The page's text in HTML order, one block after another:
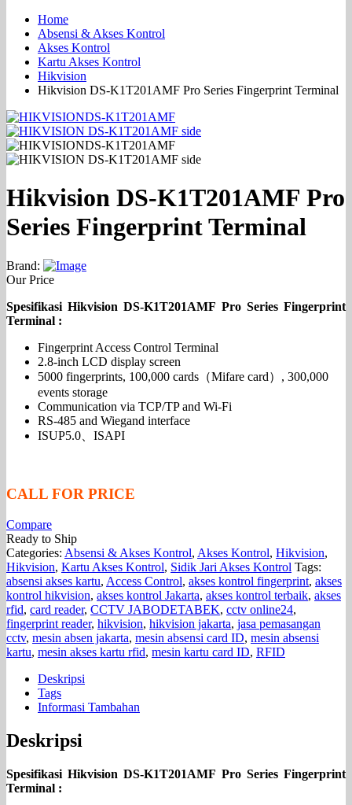
Home
Absensi & Akses Kontrol
Akses Kontrol
Kartu Akses Kontrol
Hikvision
Hikvision DS-K1T201AMF Pro Series Fingerprint Terminal
Hikvision DS-K1T201AMF Pro
Series Fingerprint Terminal
Brand:
Our Price
Spesifikasi Hikvision DS-K1T201AMF Pro Series Fingerprint
Terminal :
Fingerprint Access Control Terminal
2.8-inch LCD display screen
5000 fingerprints, 100,000 cards（Mifare card）, 300,000
events storage
Communication via TCP/TP and Wi-Fi
RS-485 and Wiegand interface
ISUP5.0、ISAPI
CALL FOR PRICE
Compare
Ready to Ship
Categories: Absensi & Akses Kontrol, Akses Kontrol, Hikvision,
Hikvision, Kartu Akses Kontrol, Sidik Jari Akses Kontrol Tags:
absensi akses kartu, Access Control, akses kontrol fingerprint, akses
kontrol hikvision, akses kontrol Jakarta, akses kontrol terbaik, akses
rfid, card reader, CCTV JABODETABEK, cctv online24,
fingerprint reader, hikvision, hikvision jakarta, jasa pemasangan
cctv, mesin absen jakarta, mesin absensi card ID, mesin absensi
kartu, mesin akses kartu rfid, mesin kartu card ID, RFID
Deskripsi
Tags
Informasi Tambahan
Deskripsi
Spesifikasi Hikvision DS-K1T201AMF Pro Series Fingerprint
Terminal :